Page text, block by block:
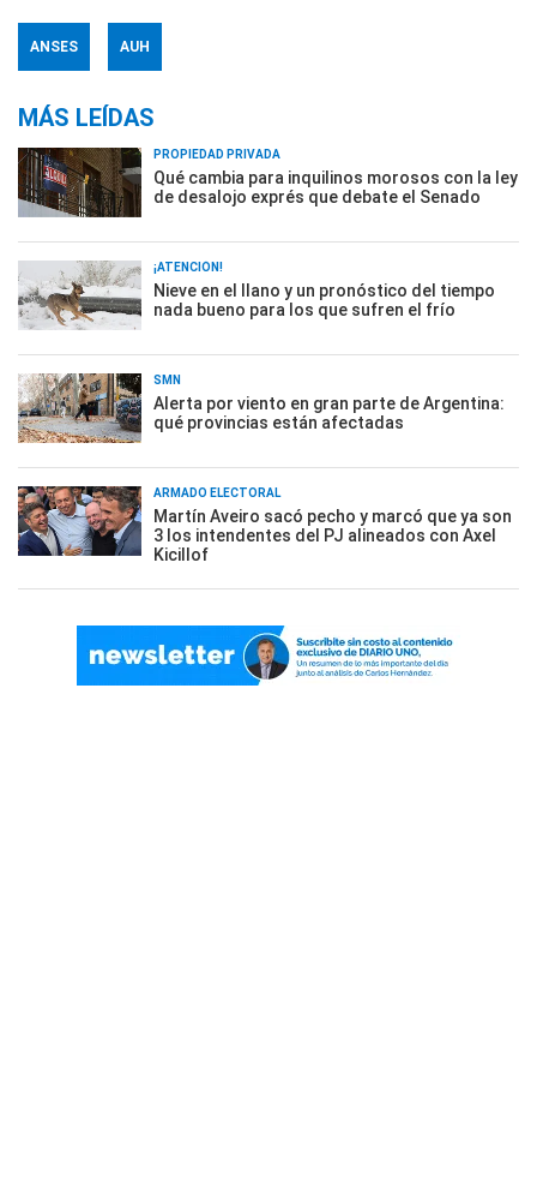
ANSES AUH
MÁS LEÍDAS
PROPIEDAD PRIVADA
Qué cambia para inquilinos morosos con la ley
de desalojo exprés que debate el Senado
¡ATENCIÓN!
Nieve en el llano y un pronóstico del tiempo
nada bueno para los que sufren el frío
SMN
Alerta por viento en gran parte de Argentina:
qué provincias están afectadas
ARMADO ELECTORAL
Martín Aveiro sacó pecho y marcó que ya son
3 los intendentes del PJ alineados con Axel
Kicillof